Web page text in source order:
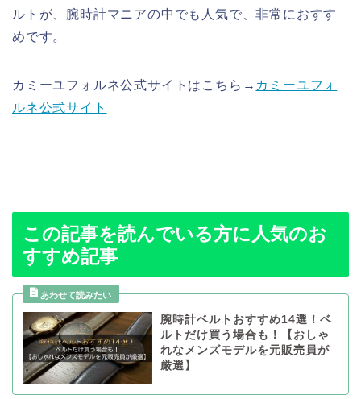
ルトが、腕時計マニアの中でも人気で、非常におすす
めです。
カミーユフォルネ公式サイトはこちら→ カミーユフォ
ルネ公式サイト
この記事を読んでいる方に人気のお
すすめ記事
腕時計ベルトおすすめ14選！ベ
ルトだけ買う場合も！【おしゃ
れなメンズモデルを元販売員が
厳選】